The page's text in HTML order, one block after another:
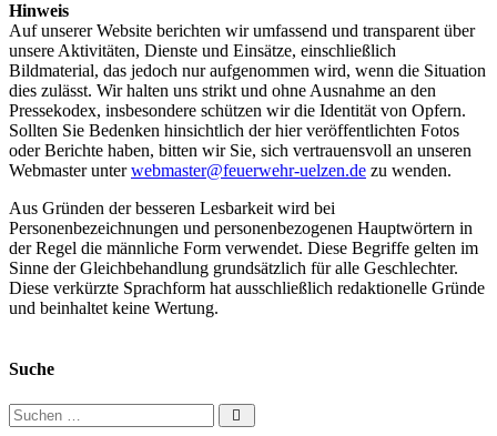
Hinweis
Auf unserer Website berichten wir umfassend und transparent über
unsere Aktivitäten, Dienste und Einsätze, einschließlich
Bildmaterial, das jedoch nur aufgenommen wird, wenn die Situation
dies zulässt. Wir halten uns strikt und ohne Ausnahme an den
Pressekodex, insbesondere schützen wir die Identität von Opfern.
Sollten Sie Bedenken hinsichtlich der hier veröffentlichten Fotos
oder Berichte haben, bitten wir Sie, sich vertrauensvoll an unseren
Webmaster unterwebmaster@feuerwehr-uelzen.de zu wenden.
Aus Gründen der besseren Lesbarkeit wird bei
Personenbezeichnungen und personenbezogenen Hauptwörtern in
der Regel die männliche Form verwendet. Diese Begriffe gelten im
Sinne der Gleichbehandlung grundsätzlich für alle Geschlechter.
Diese verkürzte Sprachform hat ausschließlich redaktionelle Gründe
und beinhaltet keine Wertung.
Suche
Suchen nach: